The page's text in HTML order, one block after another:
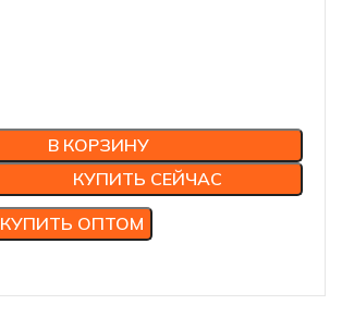
В КОРЗИНУ
КУПИТЬ СЕЙЧАС
КУПИТЬ ОПТОМ